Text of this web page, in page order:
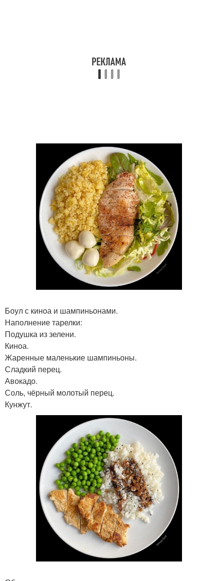
Боул с киноа и шампиньонами.
Наполнение тарелки:
Подушка из зелени.
Киноа.
Жаренные маленькие шампиньоны.
Сладкий перец.
Авокадо.
Соль, чёрный молотый перец.
Кунжут.